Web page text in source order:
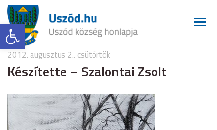
Eszköztár megnyitása
2012. augusztus 2., csütörtök
Készítette – Szalontai Zsolt